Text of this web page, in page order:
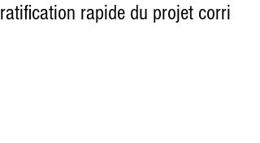
ratification rapide du projet corri